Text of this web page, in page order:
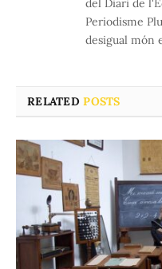
del Diari de
Periodisme
desigual món
RELATEDPOSTS